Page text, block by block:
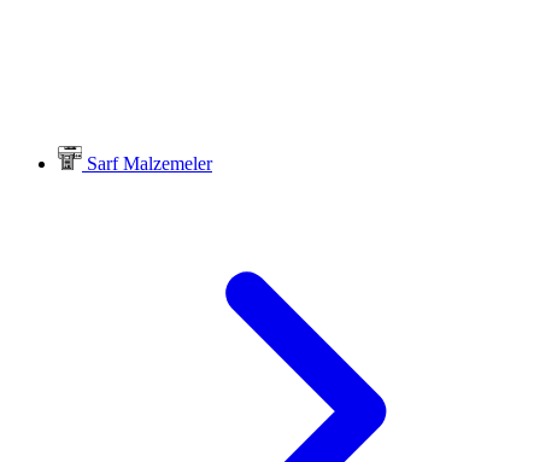
Sarf Malzemeler